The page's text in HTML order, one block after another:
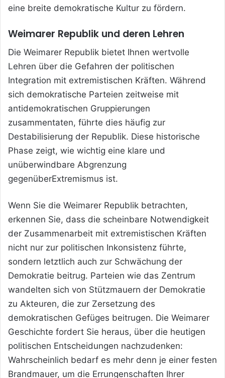
eine breite demokratische Kultur zu fördern.
Weimarer Republik und deren Lehren
Die Weimarer Republik bietet Ihnen wertvolle
Lehren über die Gefahren der politischen
Integration mit extremistischen Kräften. Während
sich demokratische Parteien zeitweise mit
antidemokratischen Gruppierungen
zusammentaten, führte dies häufig zur
Destabilisierung der Republik. Diese historische
Phase zeigt, wie wichtig eine klare und
unüberwindbare Abgrenzung
gegenüberExtremismus ist.
Wenn Sie die Weimarer Republik betrachten,
erkennen Sie, dass die scheinbare Notwendigkeit
der Zusammenarbeit mit extremistischen Kräften
nicht nur zur politischen Inkonsistenz führte,
sondern letztlich auch zur Schwächung der
Demokratie beitrug. Parteien wie das Zentrum
wandelten sich von Stützmauern der Demokratie
zu Akteuren, die zur Zersetzung des
demokratischen Gefüges beitrugen. Die Weimarer
Geschichte fordert Sie heraus, über die heutigen
politischen Entscheidungen nachzudenken:
Wahrscheinlich bedarf es mehr denn je einer festen
Brandmauer, um die Errungenschaften Ihrer